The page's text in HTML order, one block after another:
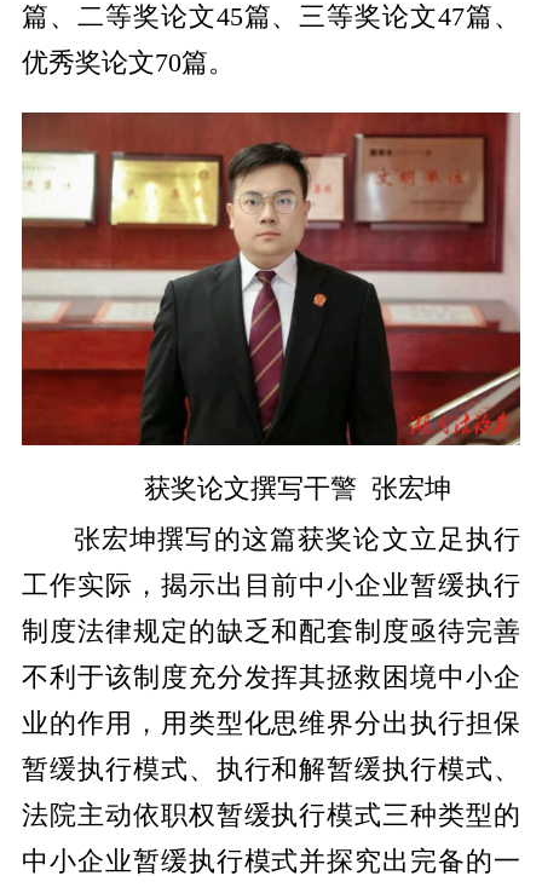
篇、二等奖论文45篇、三等奖论文47篇、
优秀奖论文70篇。
获奖论文撰写干警 张宏坤
张宏坤撰写的这篇获奖论文立足执行
工作实际，揭示出目前中小企业暂缓执行
制度法律规定的缺乏和配套制度亟待完善
不利于该制度充分发挥其拯救困境中小企
业的作用，用类型化思维界分出执行担保
暂缓执行模式、执行和解暂缓执行模式、
法院主动依职权暂缓执行模式三种类型的
中小企业暂缓执行模式并探究出完备的一